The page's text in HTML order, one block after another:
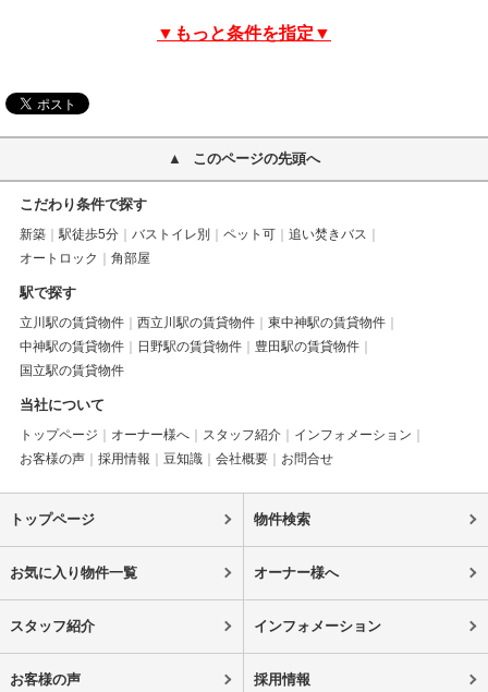
▼もっと条件を指定▼
このページの先頭へ
こだわり条件で探す
新築 駅徒歩5分 バストイレ別 ペット可
追い焚きバス
オートロック
角部屋
駅で探す
立川駅の賃貸物件 西立川駅の賃貸物件
東中神駅の賃貸物件
中神駅の賃貸物件
日野駅の賃貸物件
豊田駅の賃貸物件
国立駅の賃貸物件
当社について
トップページ オーナー様へ スタッフ紹介
インフォメーション
お客様の声
採用情報 豆知識 会社概要 お問合せ
トップページ 物件検索
お気に入り物件一覧 オーナー様へ
スタッフ紹介 インフォメーション
お客様の声 採用情報